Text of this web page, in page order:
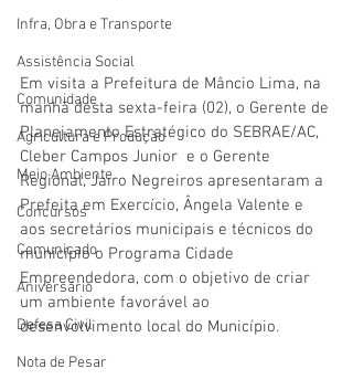
Infra, Obra e Transporte
Assistência Social
Comunidade
Agricultura e Produção
Meio Ambiente
Concursos
Comunicado
Aniversário
Defesa Civil
Nota de Pesar
Em visita a Prefeitura de Mâncio Lima, na
manhã desta sexta-feira (02), o Gerente de
Planejamento Estratégico do SEBRAE/AC,
Cleber Campos Junior  e o Gerente
Regional, Jairo Negreiros apresentaram a
Prefeita em Exercício, Ângela Valente e
aos secretários municipais e técnicos do
município o Programa Cidade
Empreendedora, com o objetivo de criar
um ambiente favorável ao
desenvolvimento local do Município.